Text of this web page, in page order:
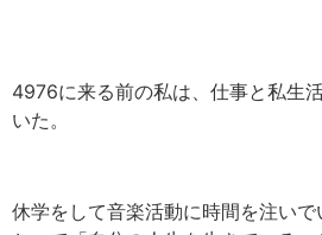
4976に来る前の私は、仕事と私生
いた。
休学をして音楽活動に時間を注い